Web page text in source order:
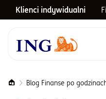
Klienci indywidualni
Menu główne
Notowania
Blog Finanse po